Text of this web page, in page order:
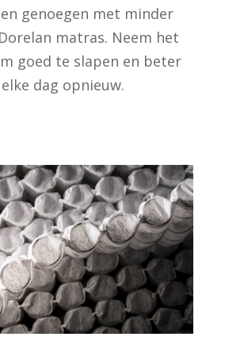
genoegen met minder
matras. Neem het
goed te slapen en beter
dag opnieuw.